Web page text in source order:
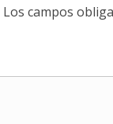
Los campos